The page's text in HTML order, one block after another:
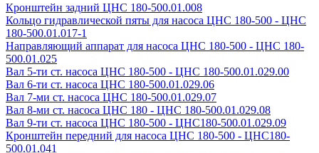
Кронштейн задний ЦНС 180-500.01.008
Кольцо гидравлической пяты для насоса ЦНС 180-500 - ЦНС
180-500.01.017-1
Направляющий аппарат для насоса ЦНС 180-500 - ЦНС 180-
500.01.025
Вал 5-ти ст. насоса ЦНС 180-500 - ЦНС 180-500.01.029.00
Вал 6-ти ст. насоса ЦНС 180-500.01.029.06
Вал 7-ми ст. насоса ЦНС 180-500.01.029.07
Вал 8-ми ст. насоса ЦНС 180 - ЦНС 180-500.01.029.08
Вал 9-ти ст. насоса ЦНС 180-500 - ЦНС180-500.01.029.09
Кронштейн передний для насоса ЦНС 180-500 - ЦНС180-
500.01.041